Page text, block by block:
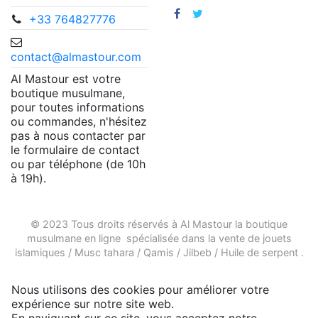
+33 764827776
contact@almastour.com
Al Mastour est votre
boutique musulmane,
pour toutes informations
ou commandes, n'hésitez
pas à nous contacter par
le formulaire de contact
ou par téléphone (de 10h
à 19h).
© 2023 Tous droits réservés à Al Mastour la boutique
musulmane en lignespécialisée dans la vente de jouets
islamiques / Musc tahara / Qamis / Jilbeb / Huile de serpent.
Nous utilisons des cookies pour améliorer votre
expérience sur notre site web.